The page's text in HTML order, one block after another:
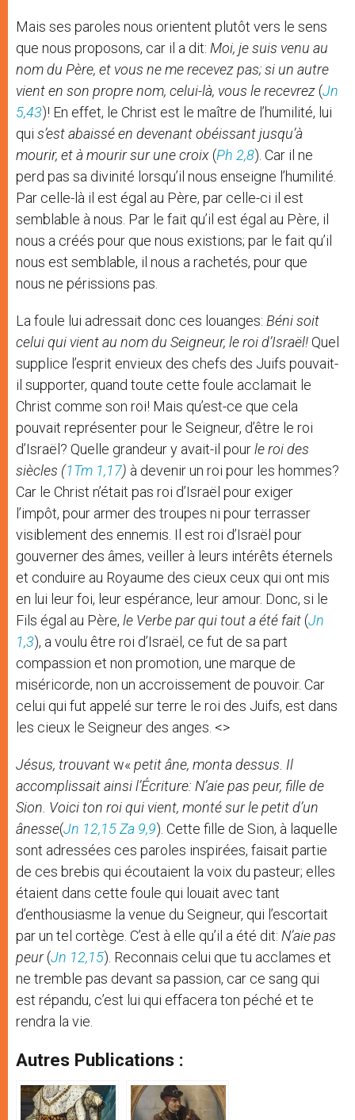
Mais ses paroles nous orientent plutôt vers le sens
que nous proposons, car il a dit: Moi, je suis venu au
nom du Père, et vous ne me recevez pas; si un autre
vient en son propre nom, celui-là, vous le recevrez (Jn
5,43)! En effet, le Christ est le maître de l’humilité, lui
qui s’est abaissé en devenant obéissant jusqu’à
mourir, et à mourir sur une croix (Ph 2,8). Car il ne
perd pas sa divinité lorsqu’il nous enseigne l’humilité.
Par celle-là il est égal au Père, par celle-ci il est
semblable à nous. Par le fait qu’il est égal au Père, il
nous a créés pour que nous existions; par le fait qu’il
nous est semblable, il nous a rachetés, pour que
nous ne périssions pas.
La foule lui adressait donc ces louanges: Béni soit
celui qui vient au nom du Seigneur, le roi d’Israël!Quel
supplice l’esprit envieux des chefs des Juifs pouvait-
il supporter, quand toute cette foule acclamait le
Christ comme son roi! Mais qu’est-ce que cela
pouvait représenter pour le Seigneur, d’être le roi
d’Israël? Quelle grandeur y avait-il pourle roi des
siècles (1Tm 1,17) à devenir un roi pour les hommes?
Car le Christ n’était pas roi d’Israël pour exiger
l’impôt, pour armer des troupes ni pour terrasser
visiblement des ennemis. Il est roi d’Israël pour
gouverner des âmes, veiller à leurs intérêts éternels
et conduire au Royaume des cieux ceux qui ont mis
en lui leur foi, leur espérance, leur amour. Donc, si le
Fils égal au Père, le Verbe par qui tout a été fait (Jn
1,3), a voulu être roi d’Israël, ce fut de sa part
compassion et non promotion, une marque de
miséricorde, non un accroissement de pouvoir. Car
celui qui fut appelé sur terre le roi des Juifs, est dans
les cieux le Seigneur des anges. <>
Jésus, trouvantw« petit âne, monta dessus. Il
accomplissait ainsi l’Écriture: N’aie pas peur, fille de
Sion. Voici ton roi qui vient, monté sur le petit d’un
ânesse(Jn 12,15Za 9,9). Cette fille de Sion, à laquelle
sont adressées ces paroles inspirées, faisait partie
de ces brebis qui écoutaient la voix du pasteur; elles
étaient dans cette foule qui louait avec tant
d’enthousiasme la venue du Seigneur, qui l’escortait
par un tel cortège. C’est à elle qu’il a été dit: N’aie pas
peur(Jn 12,15). Reconnais celui que tu acclames et
ne tremble pas devant sa passion, car ce sang qui
est répandu, c’est lui qui effacera ton péché et te
rendra la vie.
Autres Publications :